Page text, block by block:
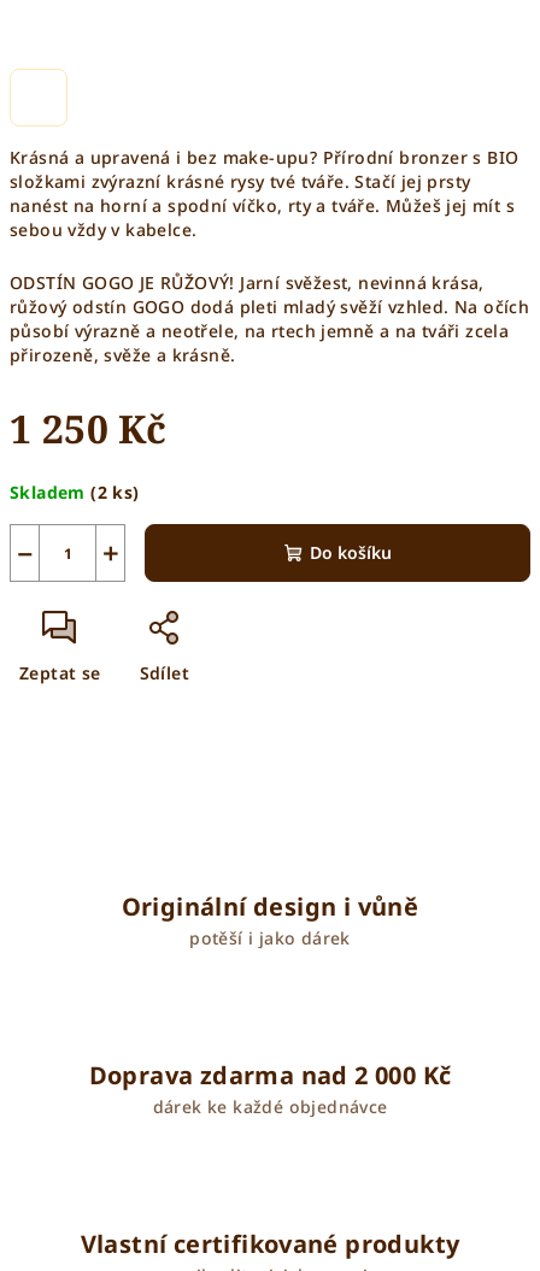
Krásná a upravená i bez make-upu? Přírodní bronzer s BIO
složkami zvýrazní krásné rysy tvé tváře. Stačí jej prsty
nanést na horní a spodní víčko, rty a tváře. Můžeš jej mít s
sebou vždy v kabelce.
ODSTÍN GOGO JE RŮŽOVÝ! Jarní svěžest, nevinná krása,
růžový odstín GOGO dodá pleti mladý svěží vzhled. Na očích
působí výrazně a neotřele, na rtech jemně a na tváři zcela
přirozeně, svěže a krásně.
1 250 Kč
cena:
Skladem(2 ks)
+
− Do košíku
Zeptat se Sdílet
Originální design i vůně
potěší i jako dárek
Doprava zdarma nad 2 000 Kč
dárek ke každé objednávce
Vlastní certifikované produkty